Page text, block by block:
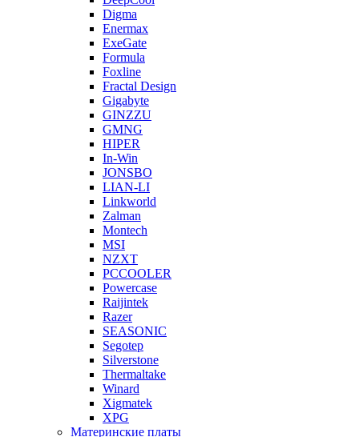
Digma
Enermax
ExeGate
Formula
Foxline
Fractal Design
Gigabyte
GINZZU
GMNG
HIPER
In-Win
JONSBO
LIAN-LI
Linkworld
Zalman
Montech
MSI
NZXT
PCCOOLER
Powercase
Raijintek
Razer
SEASONIC
Segotep
Silverstone
Thermaltake
Winard
Xigmatek
XPG
Материнские платы